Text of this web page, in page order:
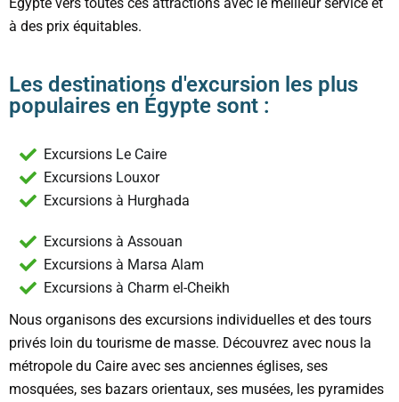
à des prix équitables.
Les destinations d'excursion les plus
populaires en Égypte sont :
Excursions Le Caire
Excursions Louxor
Excursions à Hurghada
Excursions à Assouan
Excursions à Marsa Alam
Excursions à Charm el-Cheikh
Nous organisons des excursions individuelles et des tours
privés loin du tourisme de masse. Découvrez avec nous la
métropole du Caire avec ses anciennes églises, ses
mosquées, ses bazars orientaux, ses musées, les pyramides